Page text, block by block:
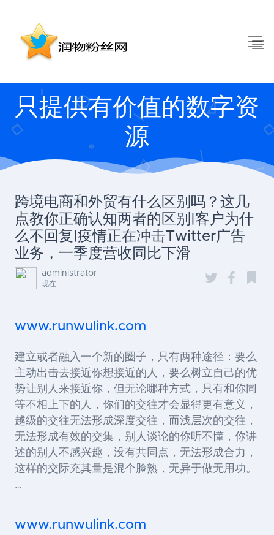
只提供有价值的数字资
源
跨境电商和外贸有什么区别吗？这几
点教你正确认知两者的区别|客户为什
么不回复|疫情正在冲击Twitter广告
业务，一季度营收同比下滑
administrator
现在
www.runwulink.com
建立或者融入一个新的圈子，只有两种途径：要么
主动出击去接近你想接近的人，要么树立自己的优
势让别人来接近你，但无论哪种方式，只有和你同
等不相上下的人，你们的交往才会显得更有意义，
越级的交往无法形成深度交往，而浅层次的交往，
无法形成有效的交集，别人谈论的你听不懂，你讲
述的别人不感兴趣，没有共同点，无法形成合力，
这样的交际充其量是混个脸熟，无异于做无用功。
…
www.runwulink.com